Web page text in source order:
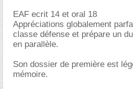
EAF ecrit 14 et oral 18
Appréciations globalement
classe défense et prépare un
en parallèle.
Son dossier de première est
mémoire.